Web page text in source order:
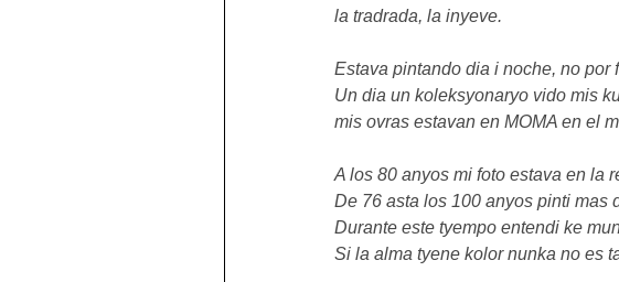
la tradrada, la inyeve.
Estava pintando dia i noche, no por
Un dia un koleksyonaryo vido mis
mis ovras estavan en MOMA en el
A los 80 anyos mi foto estava en la
De 76 asta los 100 anyos pinti mas
Durante este tyempo entendi ke
Si la alma tyene kolor nunka no es